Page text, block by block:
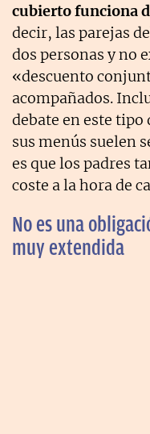
cubierto funciona
decir, las parejas
dos personas y no
«descuento
acompañados.
debate en este tipo
sus menús suelen
es que los padres
coste a la hora de
No es una
muy extendida